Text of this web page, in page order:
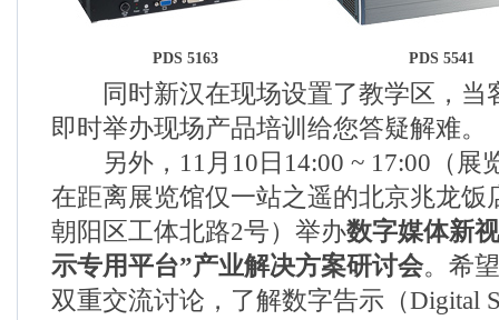
PDS 5163 PDS 5541
同时新汉在现场设置了教学区，当
即时举办现场产品培训给您答疑解难。
另外，11月10日14:00 ~ 17:00（展
在距离展览馆仅一站之遥的北京兆龙饭
朝阳区工体北路2号）举办数字媒体新
示专用平台”产业解决方案研讨会。希
双重交流讨论，了解数字告示（Digital